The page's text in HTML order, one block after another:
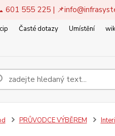
601 555 225 | 📌
Časté dotazy Umístění
PRŮVODCE VÝBĚREM